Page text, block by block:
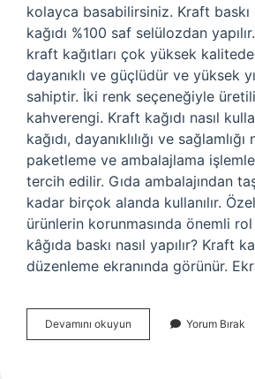
kolayca basabilirsiniz. Kraft baskı
kağıdı %100 saf selülozdan
kraft kağıtları çok yüksek
dayanıklı ve güçlüdür ve yüksek
sahiptir. İki renk seçeneğiyle
kahverengi. Kraft kağıdı nasıl
kağıdı, dayanıklılığı ve
paketleme ve ambalajlama
tercih edilir. Gıda ambalajından
kadar birçok alanda kullanılır.
ürünlerin korunmasında önemli
kâğıda baskı nasıl yapılır? Kraft
düzenleme ekranında görünür.
Devamını okuyun
Kağıda
Yorum Bırak